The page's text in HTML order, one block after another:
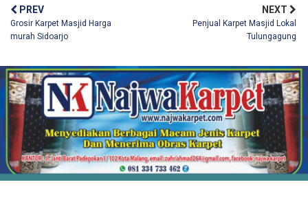
PREV
Grosir Karpet Masjid Harga
murah Sidoarjo
NEXT
Penjual Karpet Masjid Lokal
Tulungagung